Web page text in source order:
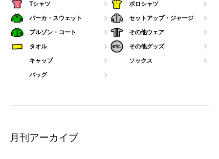
Tシャツ ポロシャツ
パーカ・スウェット セットアップ・ジャージ
ブルゾン・コート その他ウェア
タオル その他グッズ
キャップ ソックス
バッグ
月刊アーカイブ